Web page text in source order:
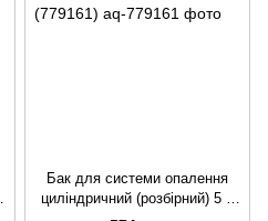
Бак для системи опалення
циліндричний (розбірний) 5 л